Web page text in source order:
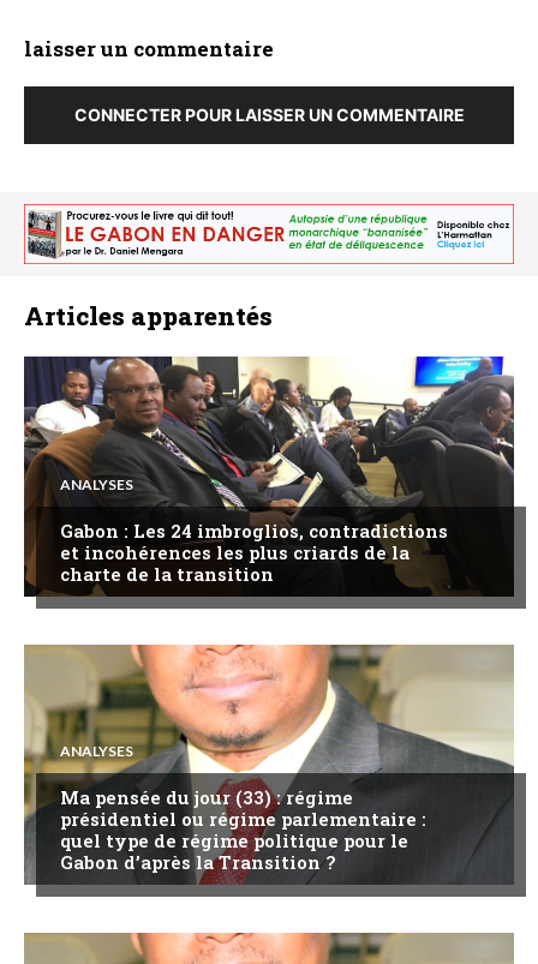
laisser un commentaire
CONNECTER POUR LAISSER UN COMMENTAIRE
Articles apparentés
ANALYSES
Gabon : Les 24 imbroglios, contradictions
et incohérences les plus criards de la
charte de la transition
ANALYSES
Ma pensée du jour (33) : régime
présidentiel ou régime parlementaire :
quel type de régime politique pour le
Gabon d’après la Transition ?